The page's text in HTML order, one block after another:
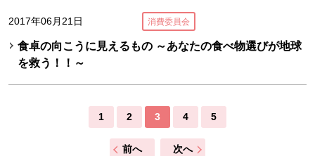
2017年06月21日 消費委員会
食卓の向こうに見えるもの ～あなたの食べ物選びが地球
を救う！！～
1 2 3 4 5
前へ 次へ